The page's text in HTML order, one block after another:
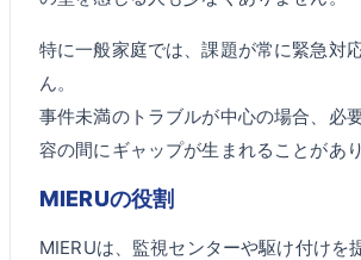
特に一般家庭では、課題が常に緊急対
ん。
事件未満のトラブルが中心の場合、必
容の間にギャップが生まれることがあり
MIERUの役割
MIERUは、監視センターや駆け付けを